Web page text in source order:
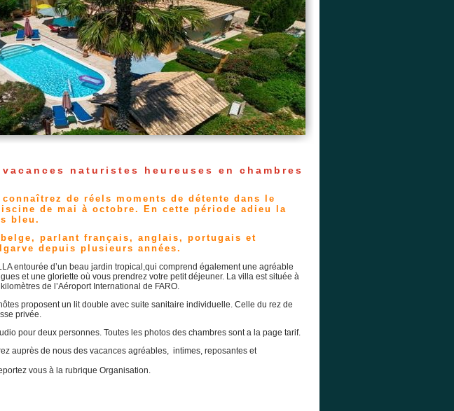
naturistes heureuses en chambres
connaîtrez de réels moments de détente dans le
de mai à octobre. En cette période adieu la
bleu.
parlant français, anglais, portugais et
depuis plusieurs années.
entourée d’un beau jardin tropical,qui comprend également une agréable
et une gloriette où vous prendrez votre petit déjeuner. La villa est située à
de l’Aéroport International de FARO.
proposent un lit double avec suite sanitaire individuelle. Celle du rez de
privée.
pour deux personnes. Toutes les photos des chambres sont a la page tarif.
auprès de nous des vacances agréables, intimes, reposantes et
vous à la rubrique Organisation.